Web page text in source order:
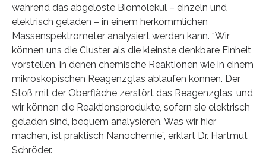
während das abgelöste Biomolekül – einzeln und
elektrisch geladen – in einem herkömmlichen
Massenspektrometer analysiert werden kann. “Wir
können uns die Cluster als die kleinste denkbare Einheit
vorstellen, in denen chemische Reaktionen wie in einem
mikroskopischen Reagenzglas ablaufen können. Der
Stoß mit der Oberfläche zerstört das Reagenzglas, und
wir können die Reaktionsprodukte, sofern sie elektrisch
geladen sind, bequem analysieren. Was wir hier
machen, ist praktisch Nanochemie”, erklärt Dr. Hartmut
Schröder.